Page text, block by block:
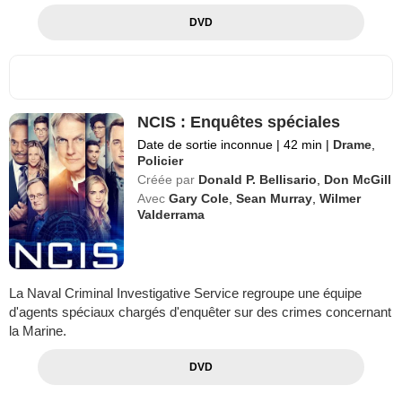
DVD
NCIS : Enquêtes spéciales
Date de sortie inconnue | 42 min | Drame
Policier
Créée par Donald P. Bellisario
Don McGill
Avec Gary Cole ,Sean Murray ,Wilmer
Valderrama
La Naval Criminal Investigative Service regroupe une équipe
d'agents spéciaux chargés d'enquêter sur des crimes concernant
la Marine.
DVD